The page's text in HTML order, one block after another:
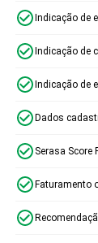
Indicação de
Indicação de
Indicação de
Dados
Serasa Score
Faturamento